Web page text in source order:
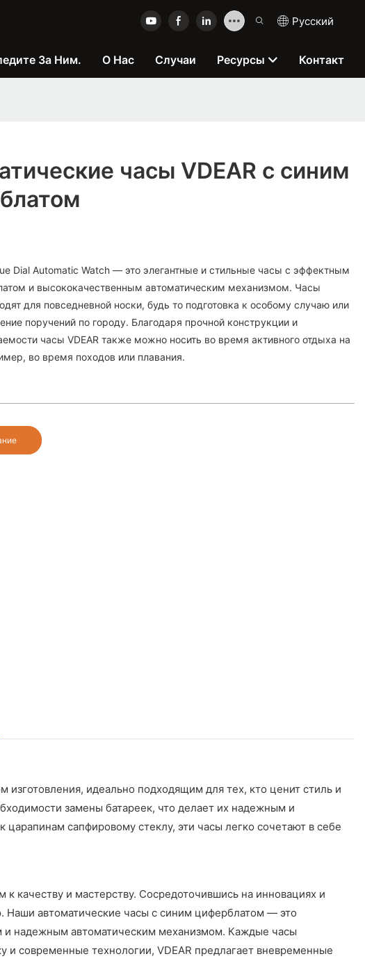
Pусский
За Ним. О Нас Случаи Ресурсы Контакт
часы VDEAR с синим
Dial Automatic Watch — это элегантные и стильные часы с эффектным
и высококачественным автоматическим механизмом. Часы
для повседневной носки, будь то подготовка к особому случаю или
поручений по городу. Благодаря прочной конструкции и
часы VDEAR также можно носить во время активного отдыха на
во время походов или плавания.
идеально подходящим для тех, кто ценит стиль и
замены батареек, что делает их надежным и
сапфировому стеклу, эти часы легко сочетают в себе
качеству и мастерству. Сосредоточившись на инновациях и
Наши автоматические часы с синим циферблатом — это
надежным автоматическим механизмом. Каждые часы
и современные технологии, VDEAR предлагает вневременные